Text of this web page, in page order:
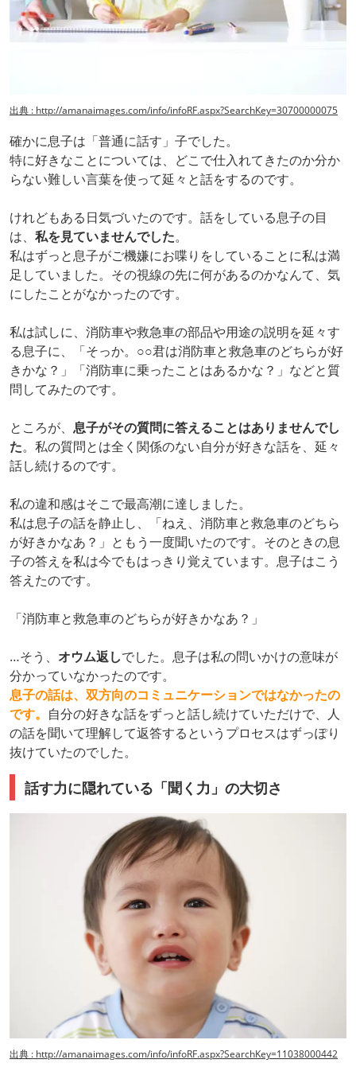
出典 : http://amanaimages.com/info/infoRF.aspx?SearchKey=30700000075
確かに息子は「普通に話す」子でした。
特に好きなことについては、どこで仕入れてきたのか分か
らない難しい言葉を使って延々と話をするのです。
けれどもある日気づいたのです。話をしている息子の目
は、 私を見ていませんでした。
私はずっと息子がご機嫌にお喋りをしていることに私は満
足していました。その視線の先に何があるのかなんて、気
にしたことがなかったのです。
私は試しに、消防車や救急車の部品や用途の説明を延々す
る息子に、「そっか。○○君は消防車と救急車のどちらが好
きかな？」「消防車に乗ったことはあるかな？」などと質
問してみたのです。
ところが、 息子がその質問に答えることはありませんでし
た。私の質問とは全く関係のない自分が好きな話を、延々
話し続けるのです。
私の違和感はそこで最高潮に達しました。
私は息子の話を静止し、「ねえ、消防車と救急車のどちら
が好きかなあ？」ともう一度聞いたのです。そのときの息
子の答えを私は今でもはっきり覚えています。息子はこう
答えたのです。
「消防車と救急車のどちらが好きかなあ？」
…そう、 オウム返しでした。息子は私の問いかけの意味が
分かっていなかったのです。
息子の話は、双方向のコミュニケーションではなかったの
です。 自分の好きな話をずっと話し続けていただけで、人
の話を聞いて理解して返答するというプロセスはずっぽり
抜けていたのでした。
話す力に隠れている「聞く力」の大切さ
出典 : http://amanaimages.com/info/infoRF.aspx?SearchKey=11038000442